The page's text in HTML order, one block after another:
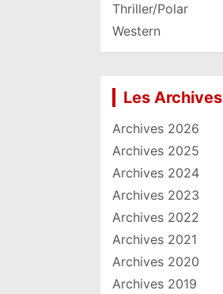
Thriller/Polar
Western
Les Archives
Archives 2026
Archives 2025
Archives 2024
Archives 2023
Archives 2022
Archives 2021
Archives 2020
Archives 2019